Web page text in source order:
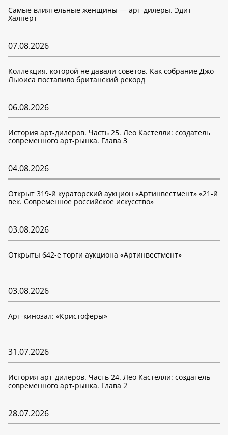
Самые влиятельные женщины — арт-дилеры. Эдит
Халперт
07.08.2026
Коллекция, которой не давали советов. Как собрание Джо
Льюиса поставило британский рекорд
06.08.2026
История арт-дилеров. Часть 25. Лео Кастелли: создатель
современного арт-рынка. Глава 3
04.08.2026
Открыт 319-й кураторский аукцион «Артинвестмент» «21-й
век. Современное российское искусство»
03.08.2026
Открыты 642-е торги аукциона «Артинвестмент»
03.08.2026
Арт-кинозал: «Кристоферы»
31.07.2026
История арт-дилеров. Часть 24. Лео Кастелли: создатель
современного арт-рынка. Глава 2
28.07.2026